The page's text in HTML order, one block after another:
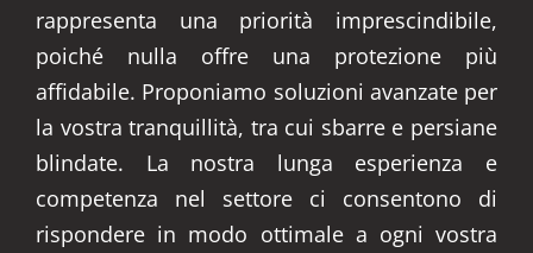
rappresenta una priorità imprescindibile,
poiché nulla offre una protezione più
affidabile. Proponiamo soluzioni avanzate per
la vostra tranquillità, tra cui sbarre e persiane
blindate. La nostra lunga esperienza e
competenza nel settore ci consentono di
rispondere in modo ottimale a ogni vostra